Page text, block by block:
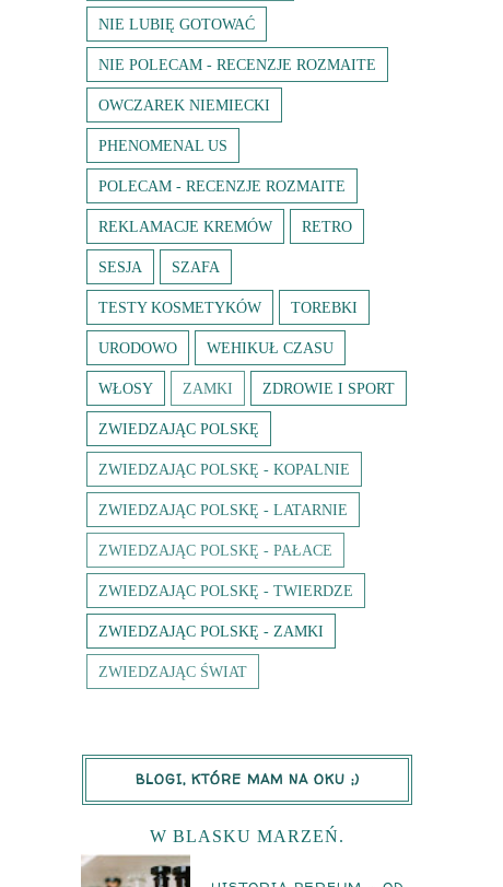
NIE LUBIĘ GOTOWAĆ
NIE POLECAM - RECENZJE ROZMAITE
OWCZAREK NIEMIECKI
PHENOMENAL US
POLECAM - RECENZJE ROZMAITE
REKLAMACJE KREMÓW RETRO
SESJA SZAFA
TESTY KOSMETYKÓW TOREBKI
URODOWO WEHIKUŁ CZASU
WŁOSY ZAMKI ZDROWIE I SPORT
ZWIEDZAJĄC POLSKĘ
ZWIEDZAJĄC POLSKĘ - KOPALNIE
ZWIEDZAJĄC POLSKĘ - LATARNIE
ZWIEDZAJĄC POLSKĘ - PAŁACE
ZWIEDZAJĄC POLSKĘ - TWIERDZE
ZWIEDZAJĄC POLSKĘ - ZAMKI
ZWIEDZAJĄC ŚWIAT
BLOGI, KTÓRE MAM NA OKU ;)
W BLASKU MARZEŃ.